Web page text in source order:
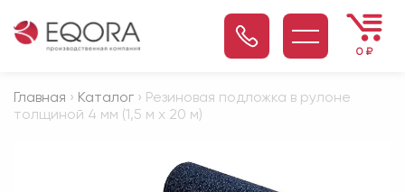
0 ₽
Главная › Каталог › Резиновая подложка в рулоне
толщиной 4 мм (1,5 м х 20 м)